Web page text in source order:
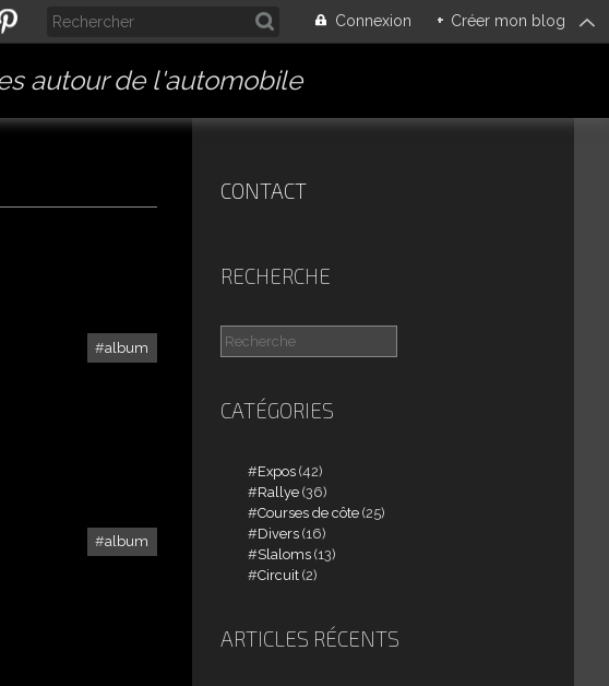
Connexion + Créer mon blog
autour de l'automobile
album
2014
album
2014
CONTACT
RECHERCHE
CATÉGORIES
Expos (42)
Rallye (36)
Courses de côte (25)
Divers (16)
Slaloms (13)
Circuit (2)
ARTICLES RÉCENTS